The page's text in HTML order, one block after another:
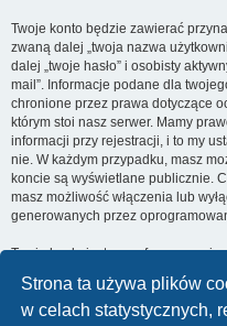
Strona ta używa plików
w celach statystycznych,
Twoje konto będzie zawierać
zwaną dalej „twoja nazwa
dalej „twoje hasło” i osobisty
mail”. Informacje podane dla
chronione przez prawa dotyczące
którym stoi nasz serwer. Mamy
informacji przy rejestracji, i to my
nie. W każdym przypadku, masz
koncie są wyświetlane publicznie.
masz możliwość włączenia lub
generowanych przez
Twoje hasło jest zaszyfrowane,
używać tego samego hasła na
umożliwia dostęp do twojego
żadnym wypadku nie podawaj